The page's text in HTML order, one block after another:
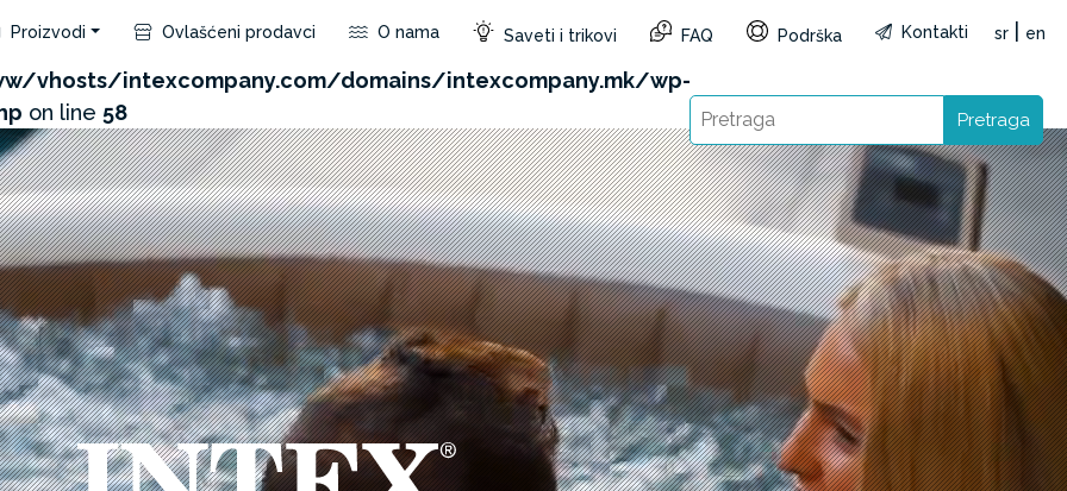
product/api.php?id=816&not_use_region=1&reg=MK&lang=sr): Failed to open stream: HTTP
vhosts/intexcompany.com/domains/intexcompany.mk/wp-
on line 58
Proizvodi Ovlašćeni prodavci O nama Saveti i trikovi FAQ Podrška Kontakti sr en
Pretraga